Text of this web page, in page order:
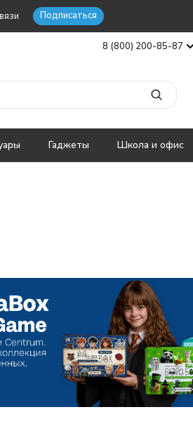
Подписаться
8 (800) 200-85-87
Гаджеты Школа и офис